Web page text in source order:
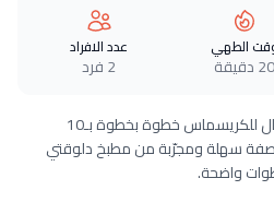
الطهي
20 دقيقة
عدد الافراد
2 فرد
طريقة عمل حمام مشوي بالبرتقال للكريسماس خطوة بخطوة بـ10
فقط. وصفة سهلة ومجرّبة من مطبخ دلوقتي